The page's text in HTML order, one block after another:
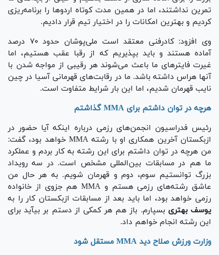
تمرین نداشتند، اما در همین مدت کوتاه اردو‌ها را برنامه‌ریزی
کردیم و بهترین امکانات را در اختیار تیم قرار دادیم.
وی افزود: کادرفنی معتقد است ملی‌پوشان حدود ۷۰ درصد
آماده هستند و باید بپذیریم که از رقبا عقب هستیم، اما
غیرت فایتر‌های ما باعث می‌شوند هر رقیبی از مواجه شدن با
آنها هراس داشته باشد. ما در رقابت‌های قهرمانی آسیا در چین
نایب قهرمان شدیم، اما این بار شرایط متفاوت است.
هرچه در توان داشتم برای MMA گذاشتم
رئیس فدراسیون انجمن‌های رزمی درباره اینکه آیا حضور در
ازبکستان آخرین همکاری او با رشته MMA خواهد بود، گفت:
من هرچه در توان داشتم برای این رشته به کار بردم و عملکرد
ما هم در مسابقات بین‌المللی مشخص است. در سه رویداد
بزرگ توانستیم سوم، دوم و قهرمان شویم. به هر حال من
عاشق رشته‌های رزمی هستم و MMA هم جزوی از خانواده
رزمی خواهد بود، اما باید بعد از مسابقات ازبکستان کار را به
یوسف بهتری بسپارم. باز هم هر کمکی از دستم بر بیآید برای
این رشته انجام خواهم داد.
وزارت ورزش صلاح دید MMA مستقل شود